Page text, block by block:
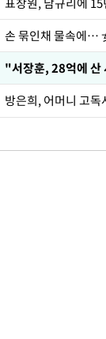
손 묶인채 물속에…
"서장훈, 28억에 산
방은희, 어머니 고